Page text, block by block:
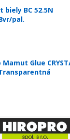
biely BC 52.5N
pal.
Mamut Glue